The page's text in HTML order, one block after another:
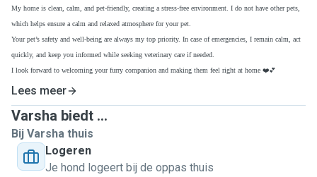
My home is clean, calm, and pet-friendly, creating a stress-free environment. I do not have other pets,
which helps ensure a calm and relaxed atmosphere for your pet.
Your pet’s safety and well-being are always my top priority. In case of emergencies, I remain calm, act
quickly, and keep you informed while seeking veterinary care if needed.
I look forward to welcoming your furry companion and making them feel right at home ❤️💕
Lees meer
Varsha biedt ...
Bij Varsha thuis
Logeren
Je hond logeert bij de oppas thuis